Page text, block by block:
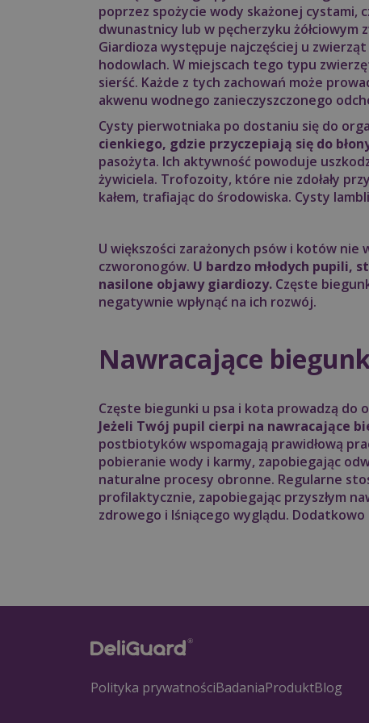
poprzez spożycie wody skażonej
dwunastnicy lub w pęcherzyku żółciowym
Giardioza występuje najczęściej u
hodowlach. W miejscach tego typu
sierść. Każde z tych zachowań może
akwenu wodnego zanieczyszczonego
Cysty pierwotniaka po dostaniu się do
cienkiego, gdzie przyczepiają się do
pasożyta. Ich aktywność powoduje
żywiciela. Trofozoity, które nie zdołały
kałem, trafiając do środowiska. Cysty
U większości zarażonych psów i kotów
czworonogów. U bardzo młodych pupili,
nasilone objawy giardiozy. Częste
negatywnie wpłynąć na ich rozwój.
Nawracające
Częste biegunki u psa i kota prowadzą do
Jeżeli Twój pupil cierpi na nawracające
postbiotyków wspomagają prawidłową
pobieranie wody i karmy, zapobiegając
naturalne procesy obronne. Regularne
profilaktycznie, zapobiegając przyszłym
zdrowego i lśniącego wyglądu.
Polityka prywatnościBadaniaProduktBlog